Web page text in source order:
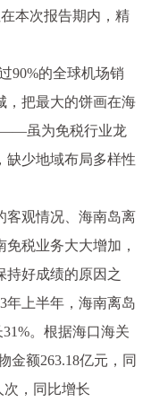
本次报告期内，精
90%的全球机场销
，把最大的饼画在海
——虽为免税行业龙
缺少地域布局多样性
客观情况、海南岛离
税业务大大增加，
持好成绩的原因之
年上半年，海南离岛
。根据海口海关
金额263.18亿元，同
次，同比增长